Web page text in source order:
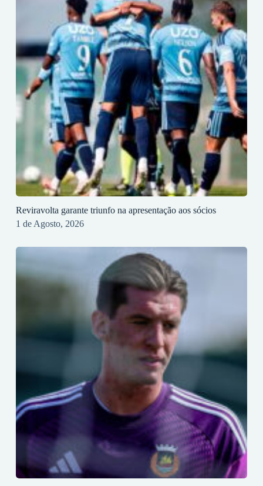
Reviravolta garante triunfo na apresentação aos sócios
1 de Agosto, 2026